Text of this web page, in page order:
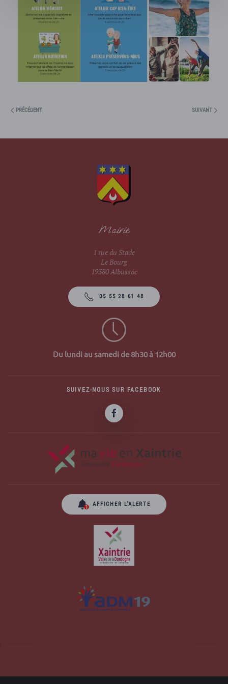
PRÉCÉDENT SUIVANT
Mairie
1 rue du Stade
Le Bourg
19380 Albussac
05 55 28 61 48
Du lundi au samedi de 8h30 à 12h00
SUIVEZ-NOUS SUR FACEBOOK
AFFICHER L’ALERTE